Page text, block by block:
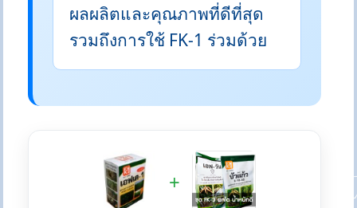
ผลผลิตและคุณภาพที่ดีที่สุด
รวมถึงการใช้ FK-1 ร่วมด้วย
+